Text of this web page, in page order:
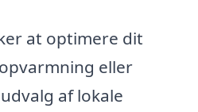
at optimere dit
eller
af lokale